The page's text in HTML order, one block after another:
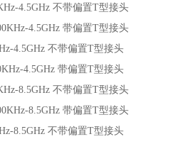
4.5GHz 不带偏置T型接头
4.5GHz 带偏置T型接头
4.5GHz 不带偏置T型接头
4.5GHz 带偏置T型接头
8.5GHz 不带偏置T型接头
8.5GHz 带偏置T型接头
8.5GHz 不带偏置T型接头